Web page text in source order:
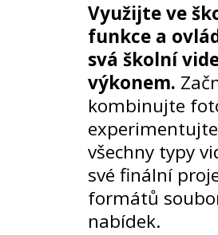
Využijte ve
funkce a
svá školní
výkonem.
kombinujte
všechny typy
své finální
formátů
nabídek.